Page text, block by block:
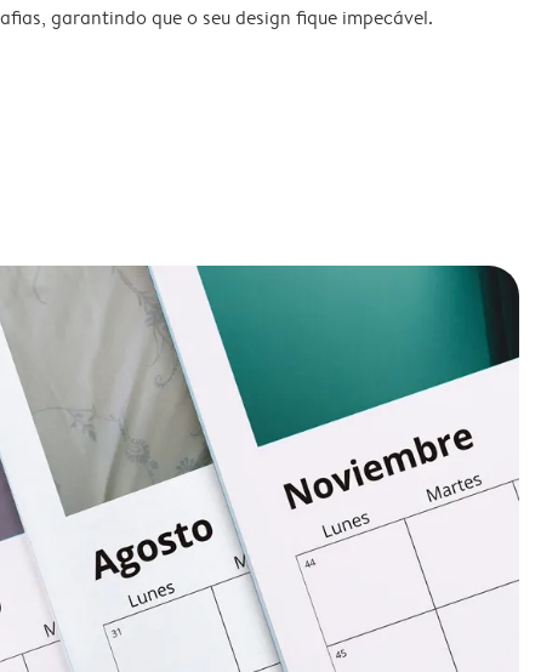
garantindo que o seu design fique impecável.